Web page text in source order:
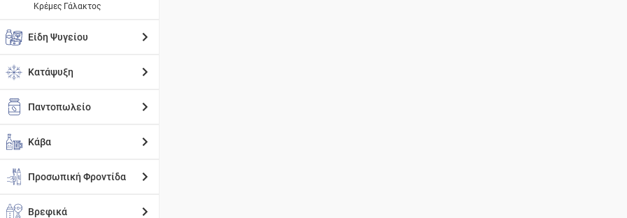
Κρέμες Γάλακτος
Είδη Ψυγείου
Κατάψυξη
Παντοπωλείο
Κάβα
Προσωπική Φροντίδα
Βρεφικά